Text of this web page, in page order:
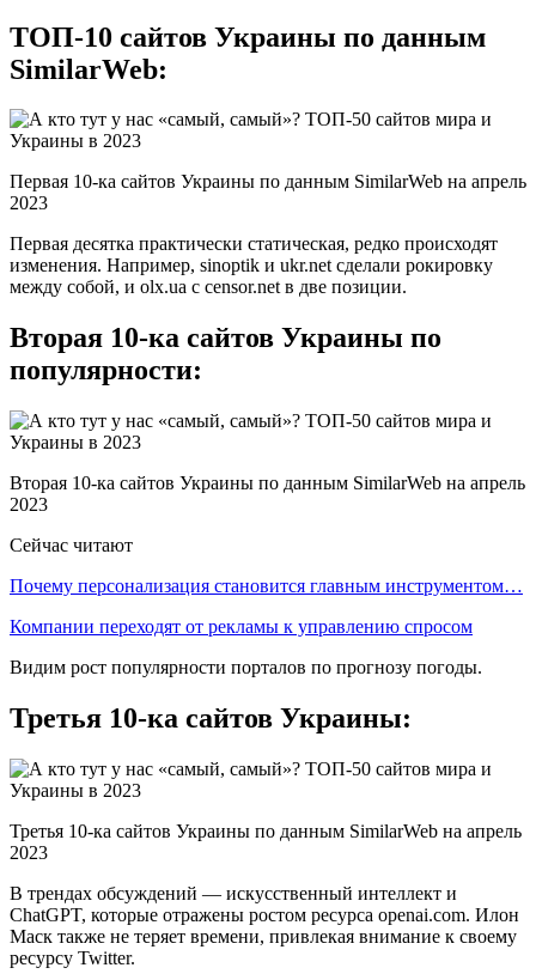
ТОП-10 сайтов Украины по данным
SimilarWeb:
Первая 10-ка сайтов Украины по данным SimilarWeb на апрель
2023
Первая десятка практически статическая, редко происходят
изменения. Например, sinoptik и ukr.net сделали рокировку
между собой, и olx.ua с censor.net в две позиции.
Вторая 10-ка сайтов Украины по
популярности:
Вторая 10-ка сайтов Украины по данным SimilarWeb на апрель
2023
Сейчас читают
Почему персонализация становится главным инструментом…
Компании переходят от рекламы к управлению спросом
Видим рост популярности порталов по прогнозу погоды.
Третья 10-ка сайтов Украины:
Третья 10-ка сайтов Украины по данным SimilarWeb на апрель
2023
В трендах обсуждений — искусственный интеллект и
ChatGPT, которые отражены ростом ресурса openai.com. Илон
Маск также не теряет времени, привлекая внимание к своему
ресурсу Twitter.